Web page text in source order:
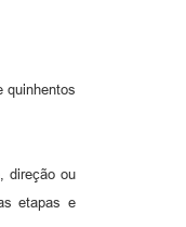
quinhentos
direção ou
etapas e